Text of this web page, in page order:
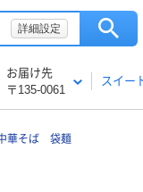
詳細設定
お届け先
〒135-0061
スイー
華そば 袋麺